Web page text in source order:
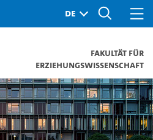
Fakultät für
Erziehungswissenschaft